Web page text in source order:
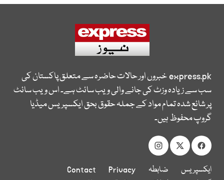
express.pkخبروں اور حالات حاضرہ سے متعلق پاکستان کی
سب سے زیادہ وزٹ کی جانے والی ویب سائٹ ہے۔ اس ویب سائٹ
پر شائع شدہ تمام مواد کے جملہ حقوق بحق ایکسپریس میڈیا
گروپ محفوظ ہیں۔
ایکسپریس
ضابطہ
Privacy
Contact